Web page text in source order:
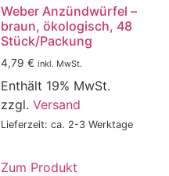
Die
Optionen
können
auf
der
Produktseite
gewählt
Weber Anzündwürfel –
braun, ökologisch, 48
Stück/Packung
4,79 € inkl. MwSt.
Enthält 19% MwSt.
zzgl. Versand
Lieferzeit: ca. 2-3 Werktage
Zum Produkt